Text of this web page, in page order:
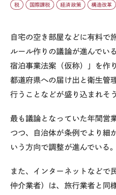
税 国際課税 経済政策 構造改革
自宅の空き部屋などに有料で
ルール作りの議論が進んでい
宿泊事業法案（仮称）」を作
都道府県への届け出と衛生管
行うことなどが盛り込まれそ
最も議論となっていた年間営
つつ、自治体が条例でより細
いう方向で調整が進んでいる。
また、インターネットなどで
仲介業者）は、旅行業者と同